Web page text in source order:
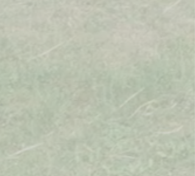
proche des activités de la région.
adresses.
Nous recommandons vivement ! 😁